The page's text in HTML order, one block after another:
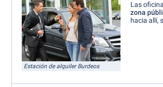
Estación de alquiler Burdeos
Las
zona
hacia allí,